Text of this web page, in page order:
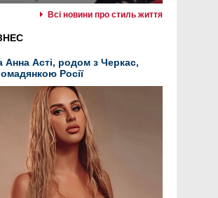
Всі новини про стиль життя
Анна Асті, родом з Черкас,
Росії